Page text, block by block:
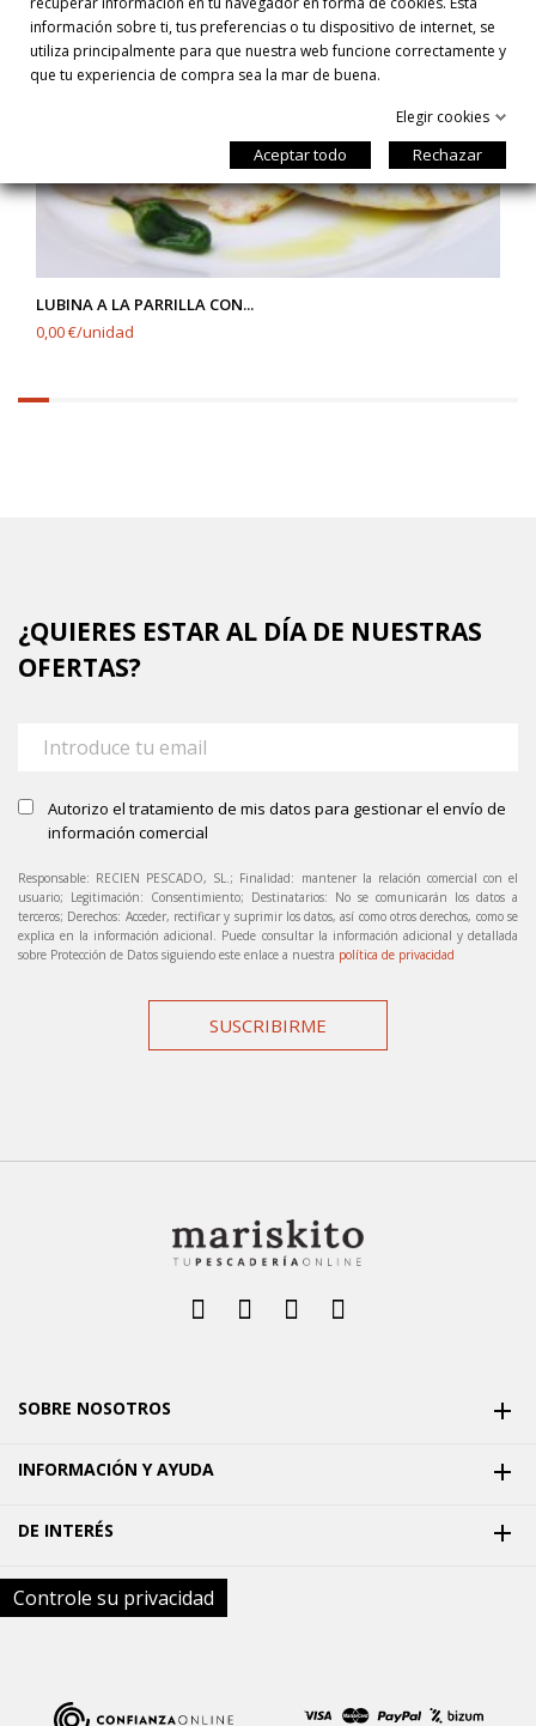
LUBINA A LA PARRILLA CON...
0,00 €/unidad
6.25%
¿QUIERES ESTAR AL DÍA DE NUESTRAS
OFERTAS?
Autorizo el tratamiento de mis datos para gestionar el envío de
información comercial
Responsable: RECIEN PESCADO, SL.; Finalidad: mantener la relación comercial con el
usuario; Legitimación: Consentimiento; Destinatarios: No se comunicarán los datos a
terceros; Derechos: Acceder, rectificar y suprimir los datos, así como otros derechos, como se
explica en la información adicional. Puede consultar la información adicional y detallada
sobre Protección de Datos siguiendo este enlace a nuestra política de privacidad
SUSCRIBIRME
SOBRE NOSOTROS 
INFORMACIÓN Y AYUDA 
DE INTERÉS 
Controle su privacidad
información sobre ti, tus preferencias o tu dispositivo de internet, se
utiliza principalmente para que nuestra web funcione correctamente y
que tu experiencia de compra sea la mar de buena.
Elegir cookies
Aceptar todo Rechazar